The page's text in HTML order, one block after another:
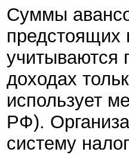
Суммы
предстоящих
учитываются
доходах
использует
РФ).
систему